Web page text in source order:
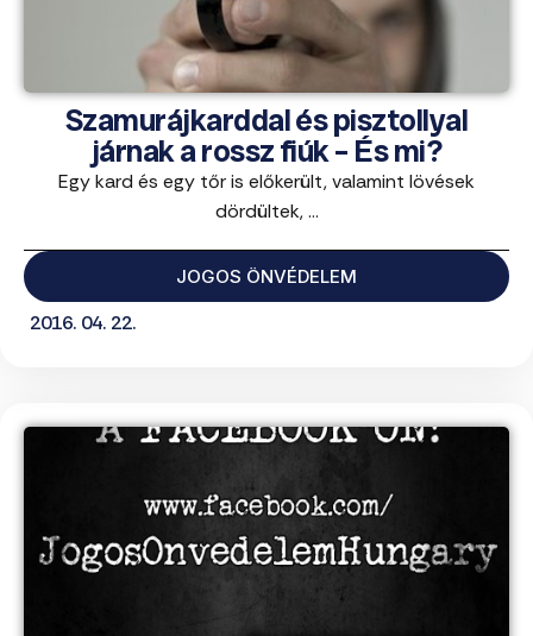
Szamurájkarddal és pisztollyal
járnak a rossz fiúk – És mi?
Egy kard és egy tőr is előkerült, valamint lövések
dördültek, ...
JOGOS ÖNVÉDELEM
2016. 04. 22.